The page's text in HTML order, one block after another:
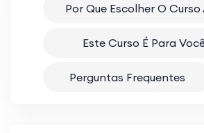
Por Que Escolher O Curso
Este Curso É Para
Perguntas Frequentes